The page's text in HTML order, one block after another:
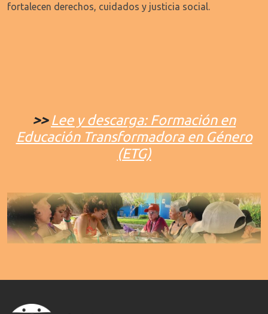
fortalecen derechos, cuidados y justicia social.
>> Lee y descarga: Formación en
Educación Transformadora en Género
(ETG)